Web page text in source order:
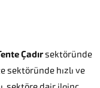
Çadırsektöründe
sektöründe hızlı ve